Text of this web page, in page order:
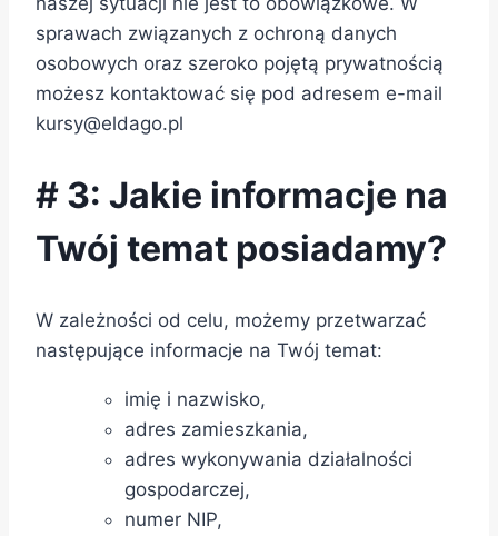
sprawach związanych z ochroną danych
osobowych oraz szeroko pojętą prywatnością
możesz kontaktować się pod adresem e-mail
kursy@eldago.pl
# 3: Jakie informacje na
Twój temat posiadamy?
W zależności od celu, możemy przetwarzać
następujące informacje na Twój temat:
imię i nazwisko,
adres zamieszkania,
adres wykonywania działalności
gospodarczej,
numer NIP,